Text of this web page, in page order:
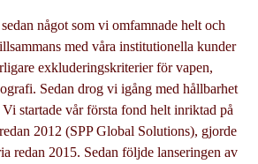
något som vi omfamnade helt och
med våra institutionella kunder
exkluderingskriterier för vapen,
Sedan drog vi igång med hållbarhet
startade vår första fond helt inriktad på
2012 (SPP Global Solutions), gjorde
redan 2015. Sedan följde lanseringen av